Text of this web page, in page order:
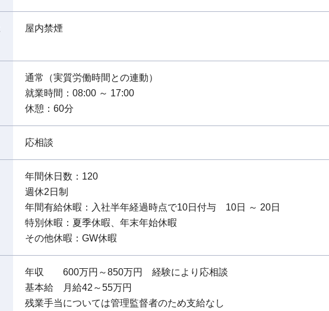
屋内禁煙
通常（実質労働時間との連動）
就業時間：08:00 ～ 17:00
休憩：60分
応相談
年間休日数：120
週休2日制
年間有給休暇：入社半年経過時点で10日付与 10日 ～ 20日
特別休暇：夏季休暇、年末年始休暇
その他休暇：GW休暇
年収 600万円～850万円 経験により応相談
基本給 月給42～55万円
残業手当については管理監督者のため支給なし